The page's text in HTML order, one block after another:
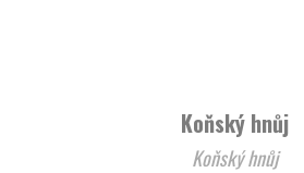
Koňský hnůj
Koňský hnůj